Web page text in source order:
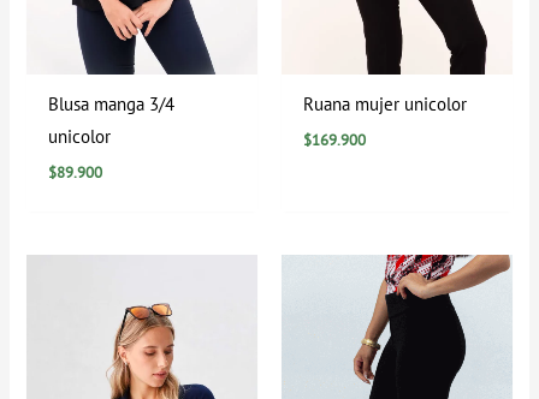
Blusa manga 3/4
unicolor
$89.900
Ruana mujer unicolor
$169.900
precios:
desde
$0
hasta
$94.900
Rango
de
precios:
desde
$0